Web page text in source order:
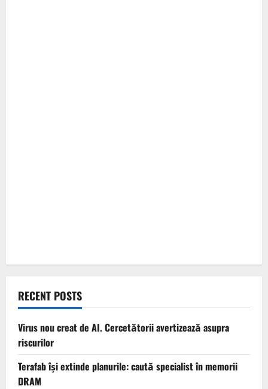
RECENT POSTS
Virus nou creat de AI. Cercetătorii avertizează asupra
riscurilor
Terafab își extinde planurile: caută specialist în memorii
DRAM